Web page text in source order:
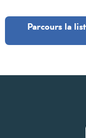
Parcours la